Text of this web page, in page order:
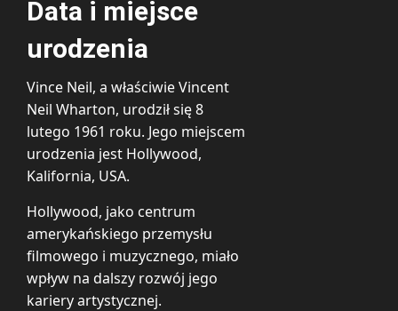
Data i miejsce
urodzenia
Vince Neil, a właściwie Vincent
Neil Wharton, urodził się 8
lutego 1961 roku. Jego miejscem
urodzenia jest Hollywood,
Kalifornia, USA.
Hollywood, jako centrum
amerykańskiego przemysłu
filmowego i muzycznego, miało
wpływ na dalszy rozwój jego
kariery artystycznej.